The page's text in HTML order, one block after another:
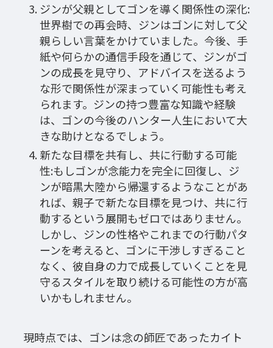
ジンが父親としてゴンを導く関係性の深化:
世界樹での再会時、ジンはゴンに対して父
親らしい言葉をかけていました。今後、手
紙や何らかの通信手段を通じて、ジンがゴ
ンの成長を見守り、アドバイスを送るよう
な形で関係性が深まっていく可能性も考え
られます。ジンの持つ豊富な知識や経験
は、ゴンの今後のハンター人生において大
きな助けとなるでしょう。
新たな目標を共有し、共に行動する可能
性:もしゴンが念能力を完全に回復し、ジ
ンが暗黒大陸から帰還するようなことがあ
れば、親子で新たな目標を見つけ、共に行
動するという展開もゼロではありません。
しかし、ジンの性格やこれまでの行動パタ
ーンを考えると、ゴンに干渉しすぎること
なく、彼自身の力で成長していくことを見
守るスタイルを取り続ける可能性の方が高
いかもしれません。
現時点では、ゴンは念の師匠であったカイト